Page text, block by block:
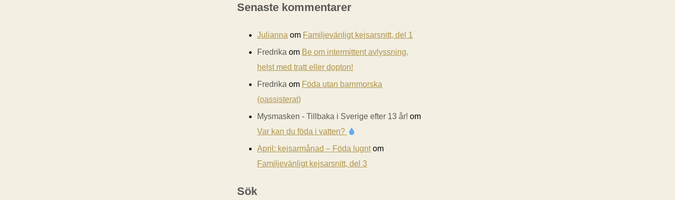
Senaste kommentarer
Julianna om Familjevänligt kejsarsnitt, del 1
Fredrika om Be om intermittent avlyssning,
helst med tratt eller dopton!
Fredrika om Föda utan barnmorska
(oassisterat)
Mysmasken - Tillbaka i Sverige efter 13 år! om
Var kan du föda i vatten?
April: kejsarmånad – Föda lugntom
Familjevänligt kejsarsnitt, del 3
Sök